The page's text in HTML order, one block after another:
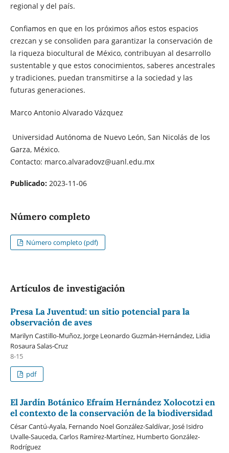
regional y del país.
Confiamos en que en los próximos años estos espacios
crezcan y se consoliden para garantizar la conservación de
la riqueza biocultural de México, contribuyan al desarrollo
sustentable y que estos conocimientos, saberes ancestrales
y tradiciones, puedan transmitirse a la sociedad y las
futuras generaciones.
Marco Antonio Alvarado Vázquez
Universidad Autónoma de Nuevo León, San Nicolás de los
Garza, México.
Contacto: marco.alvaradovz@uanl.edu.mx
Publicado: 2023-11-06
Número completo
Número completo (pdf)
Artículos de investigación
Presa La Juventud: un sitio potencial para la
observación de aves
Marilyn Castillo-Muñoz, Jorge Leonardo Guzmán-Hernández, Lidia
Rosaura Salas-Cruz
8-15
pdf
El Jardín Botánico Efraím Hernández Xolocotzi en
el contexto de la conservación de la biodiversidad
César Cantú-Ayala, Fernando Noel González-Saldívar, José Isidro
Uvalle-Sauceda, Carlos Ramírez-Martínez, Humberto González-
Rodríguez